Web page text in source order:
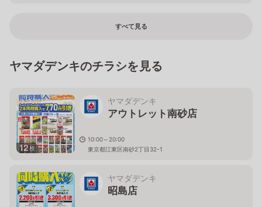
すべて見る
ヤマダデンキのチラシを見る
12枚
ヤマダデンキ
アウトレット南砂店
10:00～20:00
東京都江東区南砂2丁目32-1
ヤマダデンキ
昭島店